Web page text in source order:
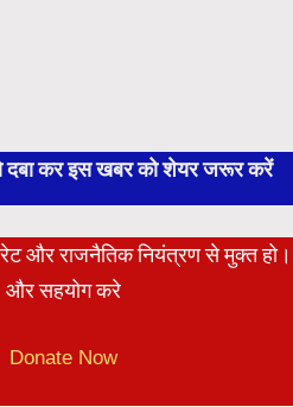
दबा कर इस खबर को शेयर जरूर करें
और राजनैतिक नियंत्रण से मुक्त
और सहयोग करे
Donate Now